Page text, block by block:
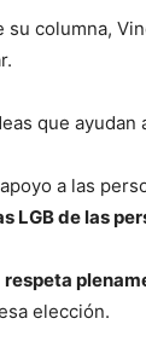
su columna,
que
a las
LGB de las
respeta
elección.